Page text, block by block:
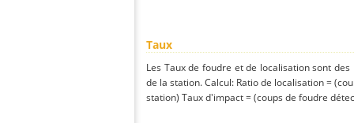
Taux
Les Taux de foudre et de localisation sont
de la station. Calcul: Ratio de localisation =
station) Taux d'impact = (coups de foudre